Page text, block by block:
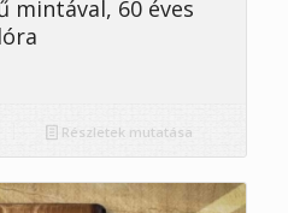
mintával, 60 éves
Részletek mutatása